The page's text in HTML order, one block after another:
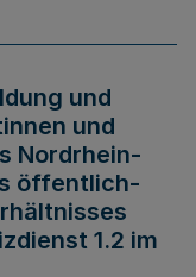
und
und
Nordrhein-
öffentlich-
1.2 im